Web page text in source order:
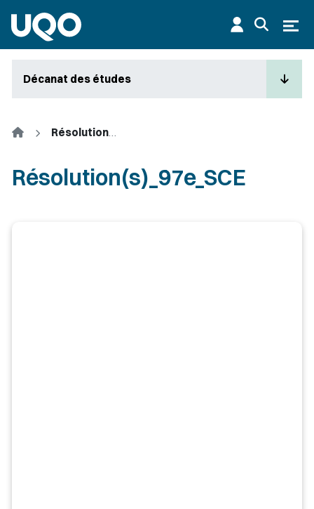
Décanat des études
Accueil Résolution(s)_97e_SCE
Résolution(s)_97e_SCE